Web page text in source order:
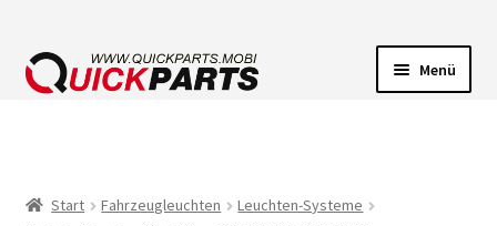
Menü
Start Fahrzeugleuchten
Leuchten-Systeme